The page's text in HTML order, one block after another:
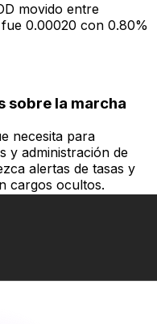
movido entre
0.00020 con 0.80%
sobre la marcha
necesita para
y administración de
alertas de tasas y
cargos ocultos.